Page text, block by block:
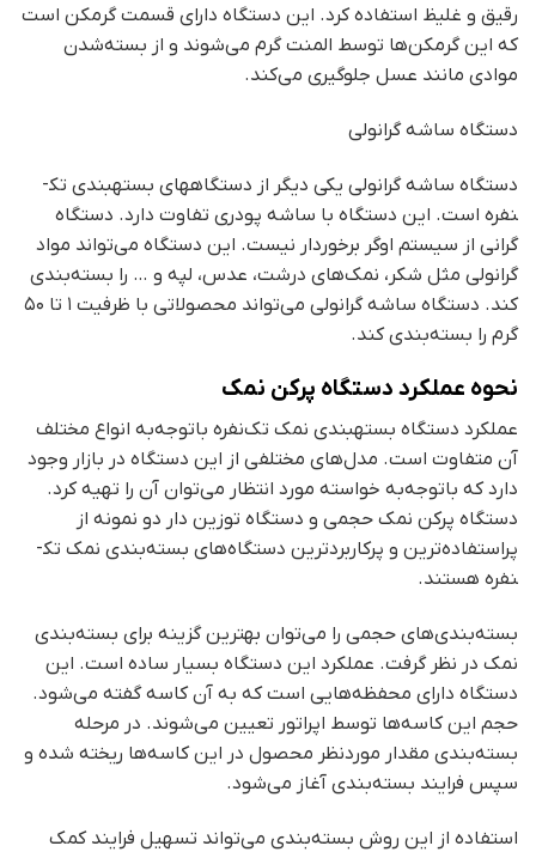
رقیق و غلیظ استفاده کرد. این دستگاه دارای قسمت گرمکن است
که این گرمکن‌ها توسط المنت گرم می‌شوند و از بسته‌شدن
موادی مانند عسل جلوگیری می‌کند.
دستگاه ساشه گرانولی
دستگاه ساشه گرانولی یکی دیگر از دستگاه­های بسته­بندی تک­
نفره است. این دستگاه با ساشه پودری تفاوت دارد. دستگاه
گرانی از سیستم اوگر برخوردار نیست. این دستگاه می‌تواند مواد
گرانولی مثل شکر، نمک‌های درشت، عدس، لپه و … را بسته‌بندی
کند. دستگاه ساشه گرانولی می‌تواند محصولاتی با ظرفیت ۱ تا ۵۰
گرم را بسته‌بندی کند.
نحوه عملکرد دستگاه پرکن نمک
عملکرد دستگاه بسته­بندی نمک تک‌نفره باتوجه‌به انواع مختلف
آن متفاوت است. مدل‌های مختلفی از این دستگاه در بازار وجود
دارد که باتوجه‌به خواسته مورد انتظار می‌توان آن را تهیه کرد.
دستگاه پرکن نمک حجمی و دستگاه توزین دار دو نمونه از
پراستفاده‌ترین و پرکاربردترین دستگاه‌های بسته‌بندی نمک تک­
نفره هستند.
بسته‌بندی‌های حجمی را می‌توان بهترین گزینه برای بسته‌بندی
نمک در نظر گرفت. عملکرد این دستگاه بسیار ساده است. این
دستگاه دارای محفظه‌هایی است که به آن کاسه گفته می‌شود.
حجم این کاسه‌ها توسط اپراتور تعیین می‌شوند. در مرحله
بسته‌بندی مقدار موردنظر محصول در این کاسه‌ها ریخته شده و
سپس فرایند بسته‌بندی آغاز می‌شود.
استفاده از این روش بسته‌بندی می‌تواند تسهیل فرایند کمک